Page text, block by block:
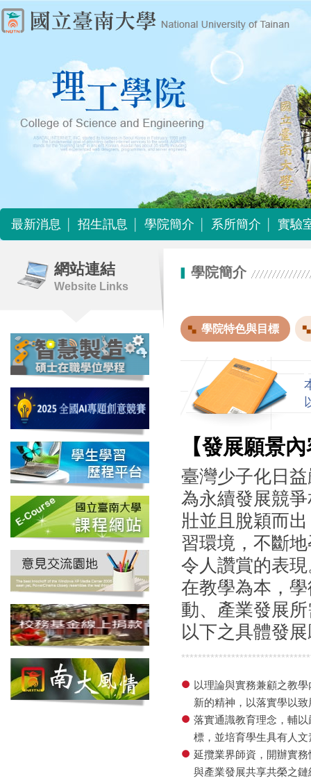
最新消息
招生訊息
學院簡介
系所簡介
實驗
網站連結
Website Links
學院簡介
學院特色與目標
【發展願景
臺灣少子化日
為永續發展競
壯並且脫穎而
習環境，不斷
令人讚賞的表
在教學為本，
動、產業發展
以下之具體發
以理論與實務兼顧之教
新的精神，以落實學以
落實通識教育理念，輔
標，並培育學生具有人
延攬業界師資，開辦實
與產業發展共享共榮之